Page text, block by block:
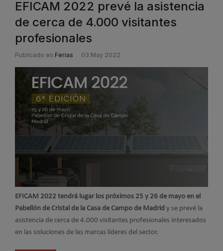
EFICAM 2022 prevé la asistencia
de cerca de 4.000 visitantes
profesionales
Publicado en Ferias 03 May 2022
EFICAM 2022 tendrá lugar los próximos 25 y 26 de mayo en el
Pabellón de Cristal de la Casa de Campo de Madrid y se prevé la
asistencia de cerca de 4.000 visitantes profesionales interesados
en las soluciones de las marcas líderes del sector.